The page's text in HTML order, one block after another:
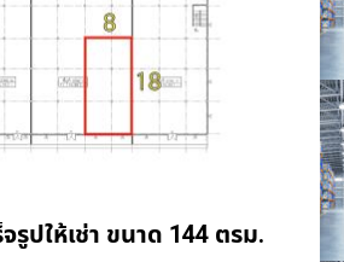
จรูปให้เช่า ขนาด 144 ตรม.